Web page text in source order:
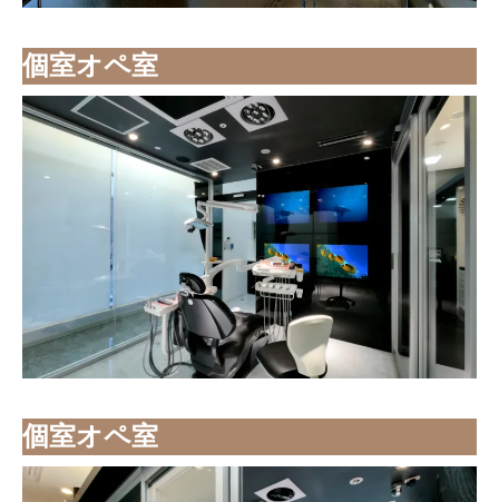
個室オペ室
個室オペ室